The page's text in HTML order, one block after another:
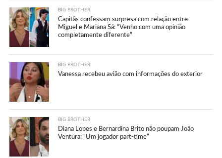
BIG BROTHER
Capitãs confessam surpresa com relação entre
Miguel e Mariana Sá: “Venho com uma opinião
completamente diferente”
BIG BROTHER
Vanessa recebeu avião com informações do exterior
BIG BROTHER
Diana Lopes e Bernardina Brito não poupam João
Ventura: “Um jogador part-time”